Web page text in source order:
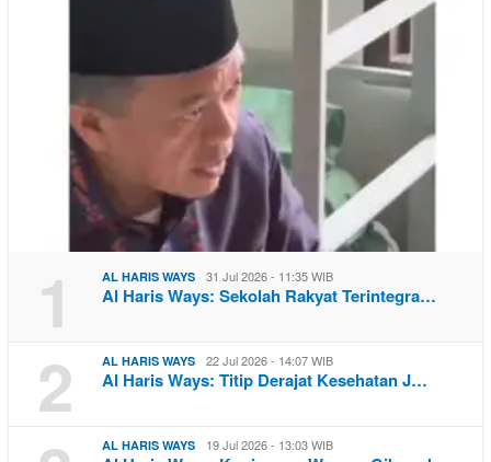
1 AL HARIS WAYS 31 Jul 2026 - 11:35 WIB
Al Haris Ways: Sekolah Rakyat Terintegra…
2 AL HARIS WAYS 22 Jul 2026 - 14:07 WIB
Al Haris Ways: Titip Derajat Kesehatan J…
AL HARIS WAYS 19 Jul 2026 - 13:03 WIB